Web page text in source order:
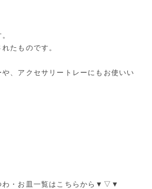
たものです。
、アクセサリートレーにもお使いい
・お皿一覧はこちらから▼▽▼